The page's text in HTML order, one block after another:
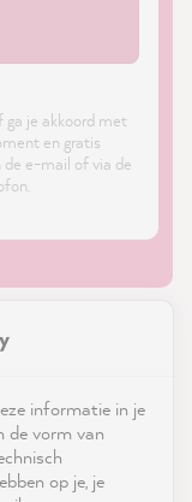
ga je akkoord met
en gratis
de e-mail of via de
informatie in je
de vorm van
op je, je